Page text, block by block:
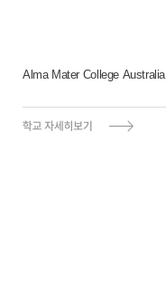
Alma Mater College Australia